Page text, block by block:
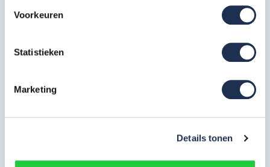
Voorkeuren
Statistieken
Marketing
Details tonen
Platform met luik 250 Carbon
Platform zonder luik 250